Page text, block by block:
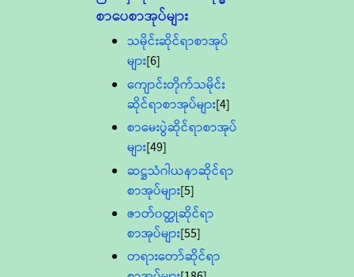
စာပေစာအုပ်များ
သမိုင်းဆိုင်ရာစာအုပ်
များ[6]
ကျောင်းတိုက်သမိုင်း
ဆိုင်ရာစာအုပ်များ[4]
စာမေးပွဲဆိုင်ရာစာအုပ်
များ[49]
ဆဋ္ဌသံဂါယနာဆိုင်ရာ
စာအုပ်များ[5]
ဇာတ်၀တ္ထုဆိုင်ရာ
စာအုပ်များ[55]
တရားတော်ဆိုင်ရာ